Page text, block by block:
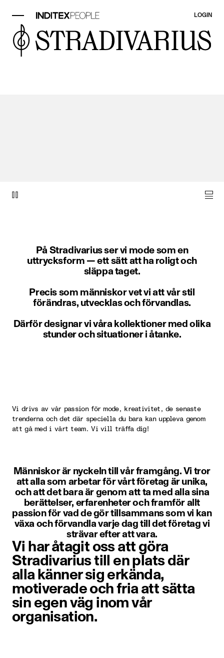
LOGIN
På Stradivarius ser vi mode som en
uttrycksform — ett sätt att ha roligt och
släppa taget.
Precis som människor vet vi att vår stil
förändras, utvecklas och förvandlas.
Därför designar vi våra kollektioner med olika
stunder och situationer i åtanke.
Vi drivs av vår passion för mode, kreativitet, de senaste
trenderna och det där speciella du bara kan uppleva genom
att gå med i vårt team. Vi vill träffa dig!
Människor är nyckeln till vår framgång. Vi tror
att alla som arbetar för vårt företag är unika,
och att det bara är genom att ta med alla sina
berättelser, erfarenheter och framför allt
passion för vad de gör tillsammans som vi kan
växa och förvandla varje dag till det företag vi
strävar efter att vara.
Vi har åtagit oss att göra
Stradivarius till en plats där
alla känner sig erkända,
motiverade och fria att sätta
sin egen väg inom vår
organisation.